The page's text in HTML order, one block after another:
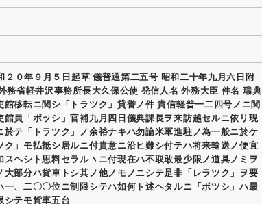
２０年９月５日起草 儀普通第二五号 昭和二十年九月六日附
務省軽井沢事務所長大久保公使 発信人名 外務大臣 件名 瑞典
館移転ニ関シ「トラツク」貸誉ノ件 貴信軽普一二四号ノニ関
館員「ボッシ」官補九月四日儀典課長ヲ来訪越セルニ依リ現
於テ「トラツク」ノ余裕ナキハ勿論米軍進駐ノ為一般ニ於ケ
ク」モ払抵シ居ルニ付貴意ニ沿ヒ難シ付テハ将来輸送ノ便宜
スヘシト思料セラルヽニ付現在ハ不取敢最少限ノ道具ノミヲ
大部分ハ貨車トシ其ノ他ノモノニシテ是非「レラツク」ヲ要
一、二〇〇位ニ制限シテハ如何ト述ヘタルニ「ボツシ」ハ最
シテモ貨車五台